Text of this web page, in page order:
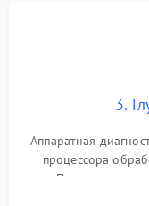
3.
Аппаратная
процессора
Проверка
интерфейсов связи.